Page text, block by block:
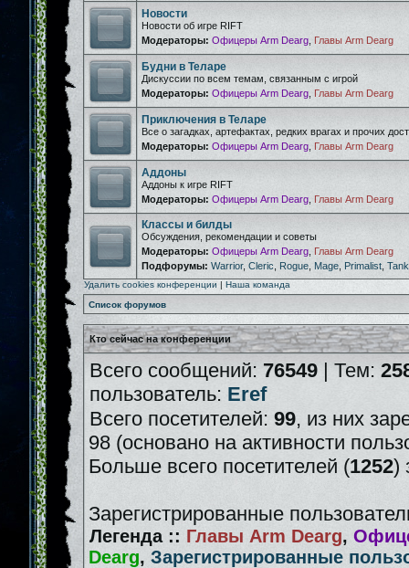
Новости
Новости об игре RIFT
Модераторы: Офицеры Arm Dearg Главы Arm Dearg
Будни в Теларе
Дискуссии по всем темам, связанным с игрой
Модераторы: Офицеры Arm Dearg Главы Arm Dearg
Приключения в Теларе
Все о загадках, артефактах, редких врагах и прочих
Модераторы: Офицеры Arm Dearg Главы Arm Dearg
Аддоны
Аддоны к игре RIFT
Модераторы: Офицеры Arm Dearg Главы Arm Dearg
Классы и билды
Обсуждения, рекомендации и советы
Модераторы: Офицеры Arm Dearg Главы Arm Dearg
Подфорумы: Warrior, Cleric Rogue Mage Primalist Tank
Удалить cookies конференции | Наша команда
Список форумов
Кто сейчас на конференции
Всего сообщений: 76549 | Тем:
пользователь: Eref
Всего посетителей: 99, из них
98 (основано на активности
Больше всего посетителей (1252)
Зарегистрированные
Легенда :: Главы Arm Dearg,
Dearg, Зарегистрированные